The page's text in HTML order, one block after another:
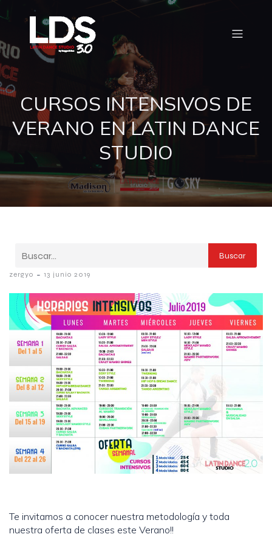
CURSOS INTENSIVOS DE
VERANO EN LATIN DANCE
STUDIO
Buscar
zergyo - 13 junio 2019
Te invitamos a conocer nuestra metodología y toda
nuestra oferta de clases este Verano!!